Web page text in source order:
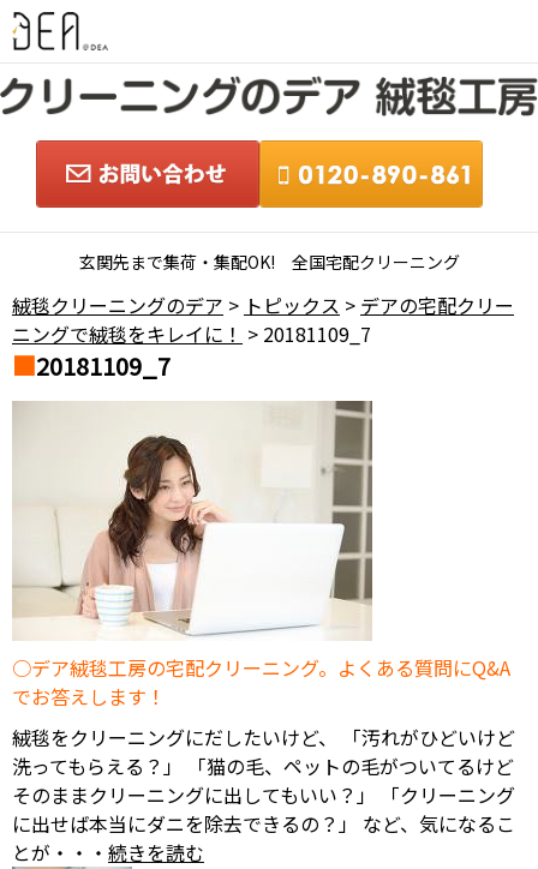
玄関先まで集荷・集配OK! 全国宅配クリーニング
絨毯クリーニングのデア > トピックス > デアの宅配クリー
ニングで絨毯をキレイに！ > 20181109_7
20181109_7
デア絨毯工房の宅配クリーニング。よくある質問にQ&A
でお答えします！
絨毯をクリーニングにだしたいけど、 「汚れがひどいけど
洗ってもらえる？」 「猫の毛、ペットの毛がついてるけど
そのままクリーニングに出してもいい？」 「クリーニング
に出せば本当にダニを除去できるの？」 など、気になるこ
とが・・・ 続きを読む